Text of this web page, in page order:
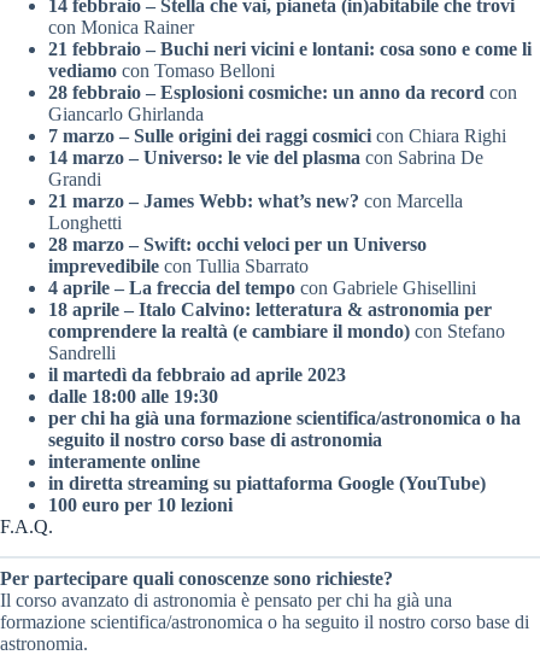
14 febbraio – Stella che vai, pianeta (in)abitabile che trovi
con Monica Rainer
21 febbraio – Buchi neri vicini e lontani: cosa sono e come li
vediamo con Tomaso Belloni
28 febbraio – Esplosioni cosmiche: un anno da record con
Giancarlo Ghirlanda
7 marzo – Sulle origini dei raggi cosmici con Chiara Righi
14 marzo – Universo: le vie del plasma con Sabrina De
Grandi
21 marzo – James Webb: what’s new? con Marcella
Longhetti
28 marzo – Swift: occhi veloci per un Universo
imprevedibile con Tullia Sbarrato
4 aprile – La freccia del tempo con Gabriele Ghisellini
18 aprile – Italo Calvino: letteratura & astronomia per
comprendere la realtà (e cambiare il mondo) con Stefano
Sandrelli
il martedì da febbraio ad aprile 2023
dalle 18:00 alle 19:30
per chi ha già una formazione scientifica/astronomica o ha
seguito il nostro corso base di astronomia
interamente online
in diretta streaming su piattaforma Google (YouTube)
100 euro per 10 lezioni
F.A.Q.
Per partecipare quali conoscenze sono richieste?
Il corso avanzato di astronomia è pensato per chi ha già una
formazione scientifica/astronomica o ha seguito il nostro corso base di
astronomia.